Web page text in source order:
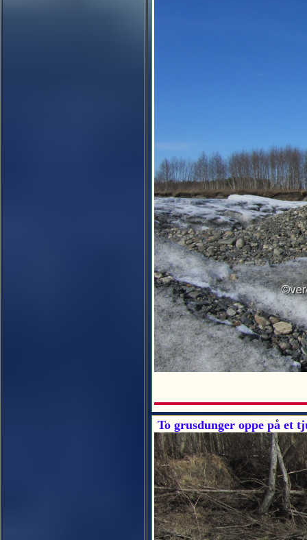
To grusdunger oppe på et